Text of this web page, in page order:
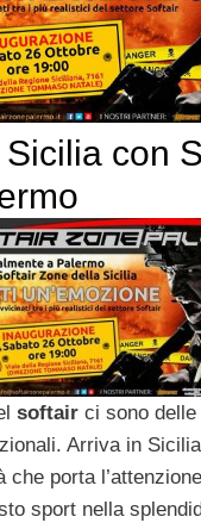
con
softair ci sono
Arriva in
che porta
sport nella